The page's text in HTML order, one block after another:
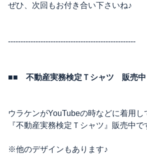
ぜひ、次回もお付き合い下さいね♪
---------------------------------------------------
■■ 不動産実務検定Ｔシャツ 販売
ウラケンがYouTubeの時などに着用し
『不動産実務検定Ｔシャツ』販売中で
※他のデザインもあります♪